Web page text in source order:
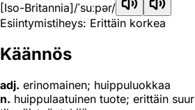
[Iso-Britannia]/ˈsuːpər/
Esiintymistiheys: Erittäin korkea
Käännös
adj. erinomainen; huippuluokkaa
n. huippulaatuinen tuote; erittäin